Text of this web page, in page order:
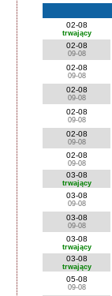
02-08
trwający
02-08
09-08
02-08
09-08
02-08
09-08
02-08
09-08
02-08
09-08
02-08
09-08
03-08
trwający
03-08
09-08
03-08
09-08
03-08
trwający
03-08
trwający
05-08
09-08